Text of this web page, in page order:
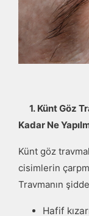
1. Künt Göz
Kadar Ne
Künt göz
cisimlerin
Travmanın
Hafif